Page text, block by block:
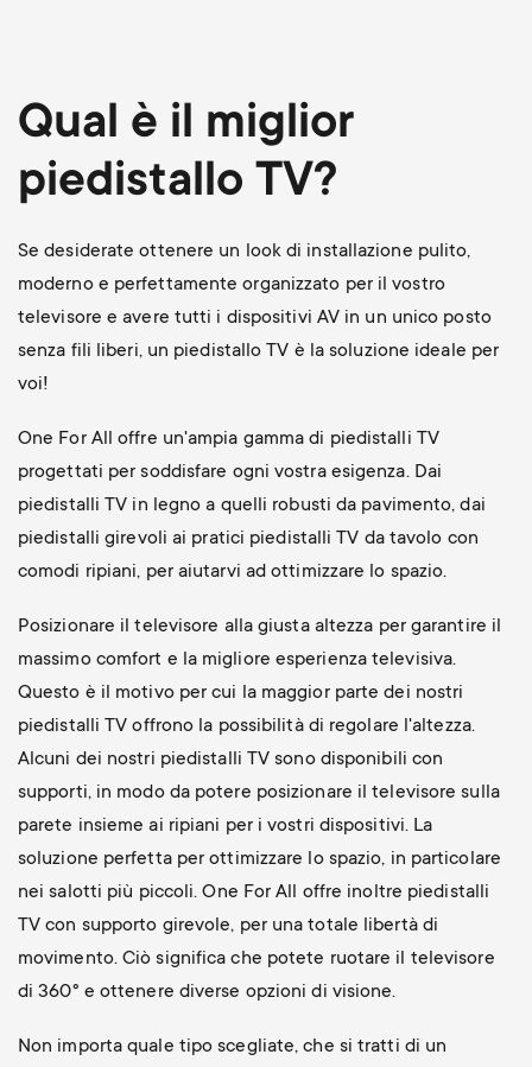
Qual è il miglior
piedistallo TV?
Se desiderate ottenere un look di installazione pulito,
moderno e perfettamente organizzato per il vostro
televisore e avere tutti i dispositivi AV in un unico posto
senza fili liberi, un piedistallo TV è la soluzione ideale per
voi!
One For All offre un'ampia gamma di piedistalli TV
progettati per soddisfare ogni vostra esigenza. Dai
piedistalli TV in legno a quelli robusti da pavimento, dai
piedistalli girevoli ai pratici piedistalli TV da tavolo con
comodi ripiani, per aiutarvi ad ottimizzare lo spazio.
Posizionare il televisore alla giusta altezza per garantire il
massimo comfort e la migliore esperienza televisiva.
Questo è il motivo per cui la maggior parte dei nostri
piedistalli TV offrono la possibilità di regolare l'altezza.
Alcuni dei nostri piedistalli TV sono disponibili con
supporti, in modo da potere posizionare il televisore sulla
parete insieme ai ripiani per i vostri dispositivi. La
soluzione perfetta per ottimizzare lo spazio, in particolare
nei salotti più piccoli. One For All offre inoltre piedistalli
TV con supporto girevole, per una totale libertà di
movimento. Ciò significa che potete ruotare il televisore
di 360° e ottenere diverse opzioni di visione.
Non importa quale tipo scegliate, che si tratti di un